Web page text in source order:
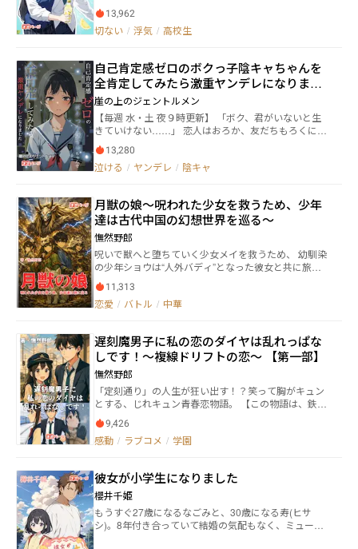
た。 それから数日が過ぎて新学期。 ２年生になっ
た結衣は、親友たちと同じクラスになれたことを喜び
合っていた。 ——そのとき、 「そこ、俺の席なんだ
の同級生で結衣の初恋の人、月島 蓮だった。 別々
の中学に進学した二人は、実に４年ぶりの再会。 ク
ールな姿に成長した彼に、結衣の胸は高鳴りを覚え
る。 再び動き出す二人の時、その心の行方は……！
これは恋を失った少女の青春ラブストーリー。 あ
なたは恋の免許証を持っていますか？
ため、告白してきた男の子と付き合い始めた琴子。彼
女の妊娠疑惑に困惑する陸人。恋愛依存症で複数の男
ない保樹――甘さなんて一ミリもない。苦くて酸っぱく
て、炭酸水のように刺激的。6人の高校生が主人公の、
切ない青春群像劇。
13,962
切ない / 浮気 / 高校生
自己肯定感ゼロのボクっ子陰キャちゃんを
全肯定してみたら激重ヤンデレになりまし
た
崖の上のジェントルメン
【毎週 水・土 夜９時更新】 「ボク、君がいないと生
きていけない……」 恋人はおろか、友だちもろくにい
ない孤独な少女「黒影 彩月」は、いつも自分に自信が
なく、生きているだけで苦しかった。 好きな漫画キャ
ラクターに憧れて、自分の一人称を「ボク」と使って
彼女は深く傷ついていた。 「ボクなんて、いない方が
いいんだ……」 自分らしく生きることができず、自分
の存在自体も否定してしまう彩月。そんな彼女は、あ
る日クラスの席替えによって「白坂 優樹」という少年
と隣同士になる。 「僕は、君の一人称が『ボク』なの
は、君らしくていいと思うよ」 優樹は、彼女のことを
唯一肯定してくれる存在だった。彼だけが自分に微笑
んでくれた。彼だけが自分の言葉に耳を傾けてくれ
た。 そんな彼に対して、彩月は次第に恋心を抱き始め
の、不器用な恋愛物語。
13,280
泣ける / ヤンデレ / 陰キャ
月獣の娘〜呪われた少女を救うため、少年
達は古代中国の幻想世界を巡る〜
憮然野郎
呪いで獣へと堕ちていく少女メイを救うため、 幼馴染
の少年ショウは“人外バディ”となった彼女と共に旅へ
出る。 二人が踏み込むのは、 神仙・霊獣・呪術がうご
めく中華幻想世界。 旅の仲間は、 宝剣を操る将軍の
娘・白蓮、 毒針と蠱術を操る巫女インリン、 狼兜を被
た“龍神・応龍の化身”東王公が空を駆け、 彼らの運命
を導いていく。 呪い・絆・青春が交わる中、 少年少女
は宿命に抗い、世界の闇へ挑む。 主な登場人物 ショ
ウ： 主人公。大好きな幼馴染のメイを助けるために勇
気を持って旅に出る若者。 メイ： ヒロイン。呪いのせ
いで体の一部が動物のようになってしまう。ショウと
の旅を通して、彼への愛情が深まる。 白蓮《びゃくれ
ん》： 北東の地、強国 辛《しん》から来たショウと
メイより少し年上の少女。 殷靈《インリン》: 南方の
どの実力者。 メイの魔獣化を危険視し、次に会う時は
敵になると宣言して姿を消す。 |嵐牙《ランガ》: 狼兜
を被り筋骨隆々な若き青年。 株で素顔を見せないスト
イックな性格。 焰霄《エンショウ》: 関西弁を話す小
さな野狐。飼い主の嵐牙といつも行動を共にしてい
る。 東王公: 仙神の一人。 爽やかなイケメン青年。 ト
11,313
恋愛 / バトル / 中華
遅刻魔男子に私の恋のダイヤは乱れっぱな
しです！〜複線ドリフトの恋〜 【第一部】
憮然野郎
「定刻通り」の人生が狂い出す！？笑って胸がキュン
とする、じれキュン青春恋物語。 【この物語は、鉄道
オタ女という仮面を被った、じれキュン全開の青春ド
ラマである】 「定刻通り」の人生しか知らなかった“早
すぎ”ヒロイン・のぞみと、人生がいつも遅延気味
れキュンラブコメです。 鉄道知識は一切不要。難しい
設定もなし。 ただ、笑って、きゅんとして、時々ちょ
っと切なくなって――ガチガチだった心が少しずつほどけ
ていく、そんな二人の感情の揺れを楽しむ物語です。
梗概 速杉のぞみ、17歳。 鉄道が大好きで、時間にも
9,426
感動 / ラブコメ / 学園
彼女が小学生になりました
櫻井千姫
もうすぐ27歳になるなごみと、30歳になる寿(ヒサ
シ)。8年付き合っていて結婚の気配もなく、ミュージ